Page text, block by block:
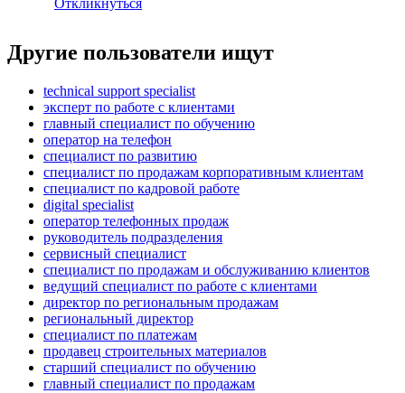
Откликнуться
Другие пользователи ищут
technical support specialist
эксперт по работе с клиентами
главный специалист по обучению
опeрaтoр нa тeлeфoн
специалист по развитию
специалист по продажам корпоративным клиентам
специалист по кадровой работе
digital specialist
оператор телефонных продаж
руководитель подразделения
сервисный специалист
специалист по продажам и обслуживанию клиентов
ведущий специалист по работе с клиентами
директор по региональным продажам
региональный директор
специалист по платежам
продавец строительных материалов
старший специалист по обучению
главный специалист по продажам